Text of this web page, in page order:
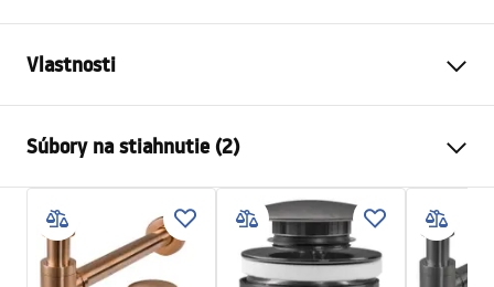
Vlastnosti
Materiál
Farba
Imitácia kameňa
Prevedenie
Matný
Dĺžka
485mm
Súbory na stiahnutie (2)
Návod na montáž
Basin.pdf